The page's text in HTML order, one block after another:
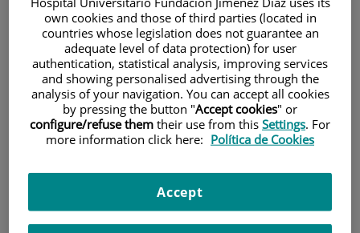
Investigación
own cookies and those of third parties (located in
countries whose legislation does not guarantee an
adequate level of data protection) for user
authentication, statistical analysis, improving services
and showing personalised advertising through the
analysis of your navigation. You can accept all cookies
by pressing the button "Accept cookies" or
configure/refuse them their use from this Settings. For
more information click here: Política de Cookies
Accept